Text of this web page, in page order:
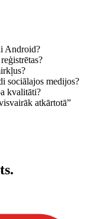
Android?
sociālajos medijos?
kvalitāti?
atkārtotā”